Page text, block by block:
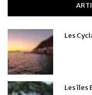
Les
Les îles